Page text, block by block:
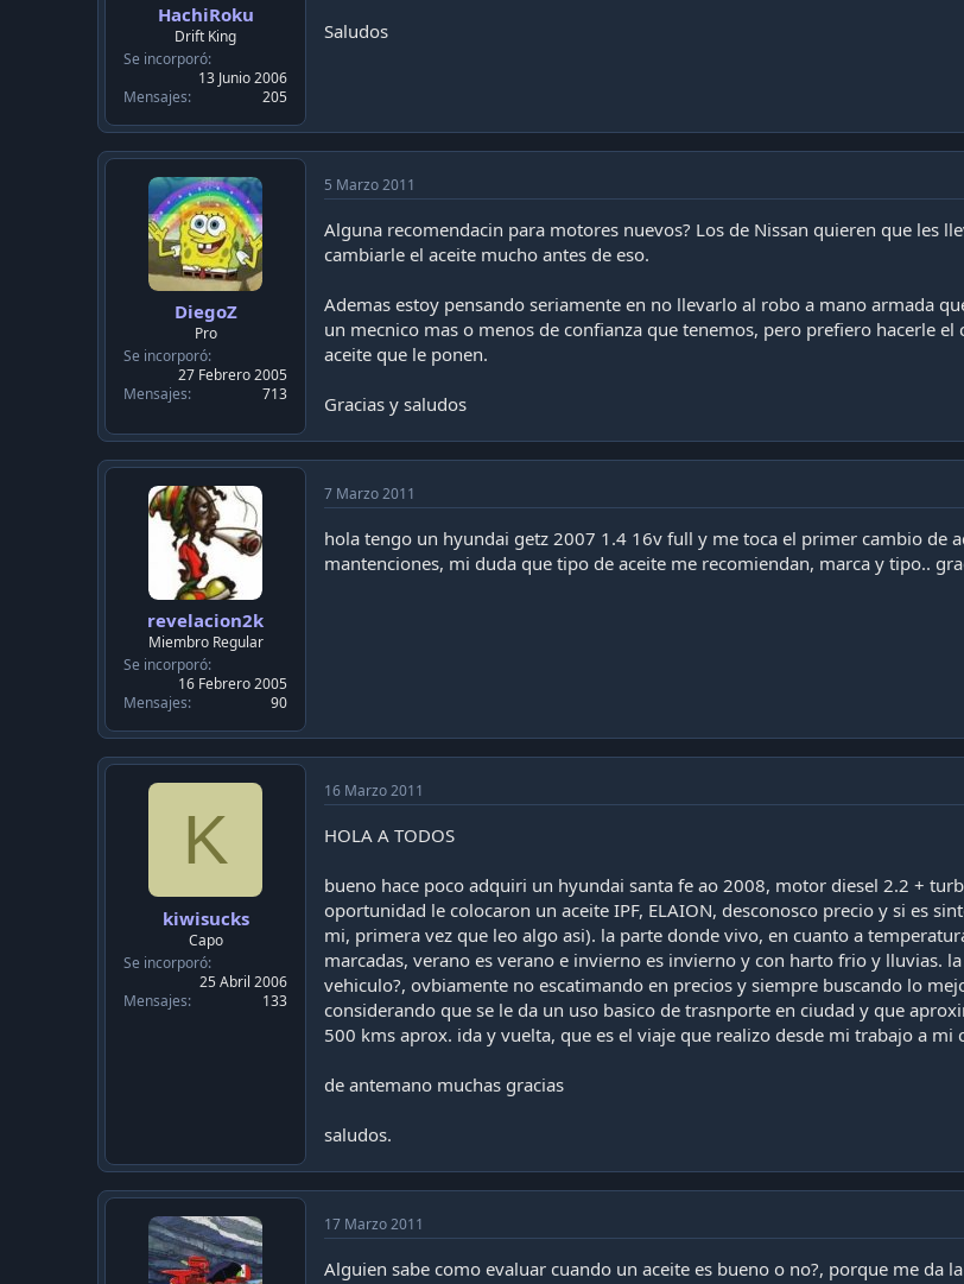
HachiRoku
Drift King
Se incorporó
13 Junio 2006
Mensajes
205
Saludos
DiegoZ
Pro
Se incorporó
27 Febrero 2005
Mensajes
713
5 Marzo 2011
Alguna recomendacin para motores nuevos? Los de Nissan quieren que les
cambiarle el aceite mucho antes de eso.
Ademas estoy pensando seriamente en no llevarlo al robo a mano armada
un mecnico mas o menos de confianza que tenemos, pero prefiero hacerle
aceite que le ponen.
Gracias y saludos
revelacion2k
Miembro Regular
Se incorporó
16 Febrero 2005
Mensajes
90
7 Marzo 2011
hola tengo un hyundai getz 2007 1.4 16v full y me toca el primer cambio de
mantenciones, mi duda que tipo de aceite me recomiendan, marca y tipo..
K
kiwisucks
Capo
Se incorporó
25 Abril 2006
Mensajes
133
16 Marzo 2011
HOLA A TODOS
bueno hace poco adquiri un hyundai santa fe ao 2008, motor diesel 2.2 +
oportunidad le colocaron un aceite IPF, ELAION, desconosco precio y si es
mi, primera vez que leo algo asi). la parte donde vivo, en cuanto a
marcadas, verano es verano e invierno es invierno y con harto frio y lluvias.
vehiculo?, ovbiamente no escatimando en precios y siempre buscando lo
considerando que se le da un uso basico de trasnporte en ciudad y que
500 kms aprox. ida y vuelta, que es el viaje que realizo desde mi trabajo a mi
de antemano muchas gracias
saludos.
17 Marzo 2011
Alguien sabe como evaluar cuando un aceite es bueno o no?, porque me da